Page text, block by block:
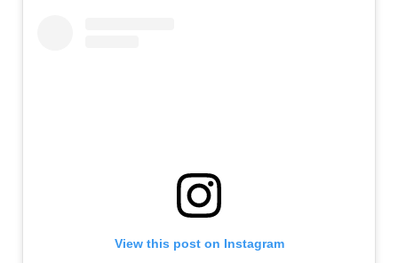
View this post on Instagram